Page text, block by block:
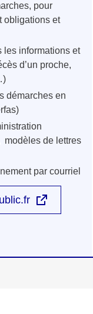
pour
obligations et
les informations et
d’un proche,
démarches en
modèles de lettres
par courriel